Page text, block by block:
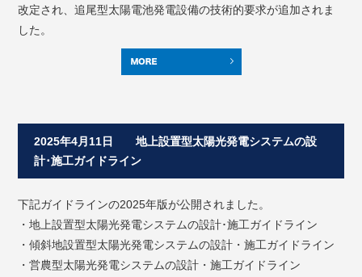
改定され、追尾型太陽電池発電設備の技術的要求が追加されま
した。
2025年4月11日 地上設置型太陽光発電システムの設
計･施工ガイドライン
下記ガイドラインの2025年版が公開されました。
・地上設置型太陽光発電システムの設計･施工ガイドライン
・傾斜地設置型太陽光発電システムの設計・施工ガイドライン
・営農型太陽光発電システムの設計・施工ガイドライン